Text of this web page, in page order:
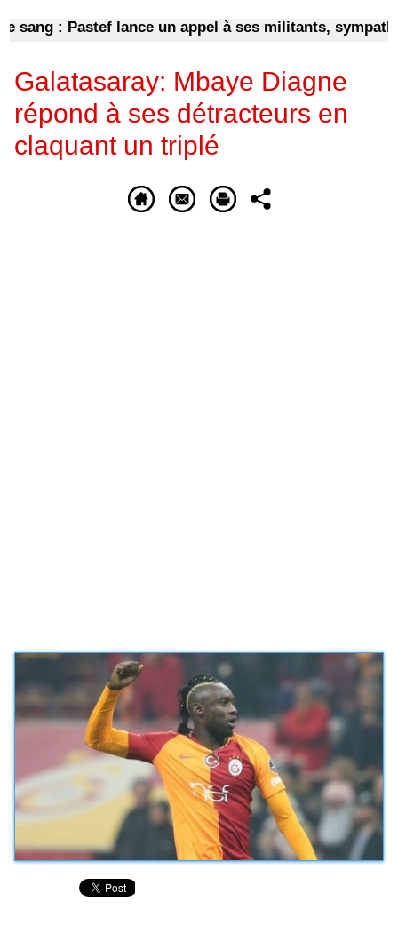
: Pastef lance un appel à ses militants,
Galatasaray: Mbaye Diagne
répond à ses détracteurs en
claquant un triplé